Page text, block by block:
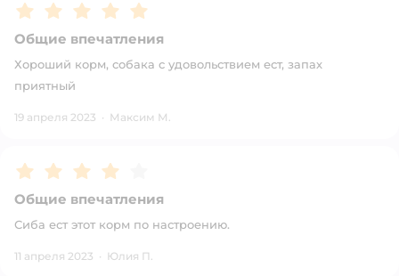
Рейтинг:5
Общие впечатления
Хороший корм, собака с удовольствием ест, запах
приятный
19 апреля 2023 · Максим М.
Рейтинг:4
Общие впечатления
Сиба ест этот корм по настроению.
11 апреля 2023 · Юлия П.